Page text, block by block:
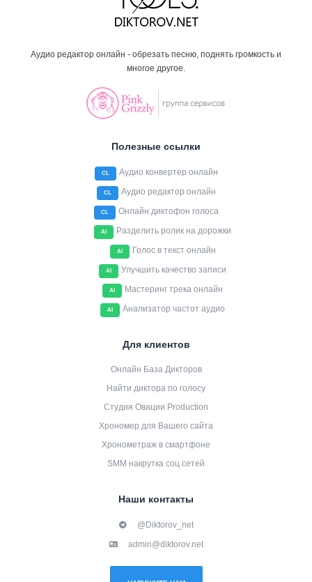
Аудио редактор онлайн - обрезать песню, поднять громкость и
многое другое.
Полезные ссылки
CL Аудио конвертер онлайн
CL Аудио редактор онлайн
CL Онлайн диктофон голоса
AI Разделить ролик на дорожки
AI Голос в текст онлайн
AI Улучшить качество записи
AI Мастеринг трека онлайн
AI Анализатор частот аудио
Для клиентов
Онлайн База Дикторов
Найти диктора по голосу
Студия Овации Production
Хрономер для Вашего сайта
Хронометраж в смартфоне
SMM накрутка соц сетей
Наши контакты
@Diktorov_net
admin@diktorov.net